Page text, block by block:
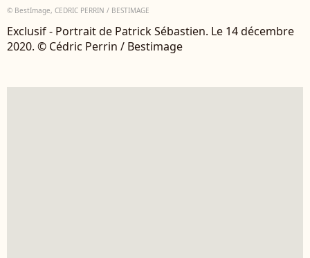
© BestImage, CEDRIC PERRIN / BESTIMAGE
Exclusif - Portrait de Patrick Sébastien. Le 14 décembre
2020. © Cédric Perrin / Bestimage